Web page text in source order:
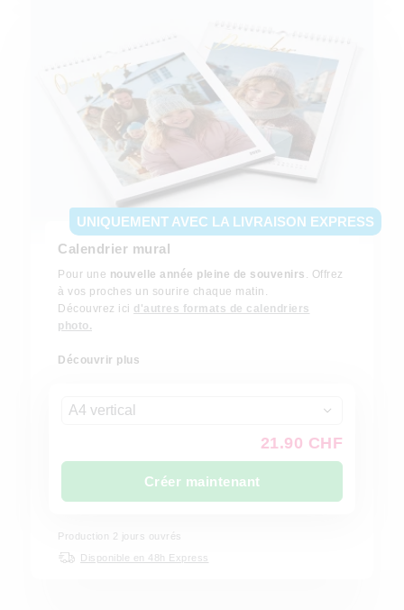
UNIQUEMENT AVEC LA LIVRAISON EXPRESS
Calendrier mural
Pour une nouvelle année pleine de souvenirs . Offrez
à vos proches un sourire chaque matin.
Découvrez ici d'autres formats de calendriers
photo.
Découvrir plus
A4 vertical
21.90 CHF
Créer maintenant
Production 2 jours ouvrés
Disponible en 48h Express